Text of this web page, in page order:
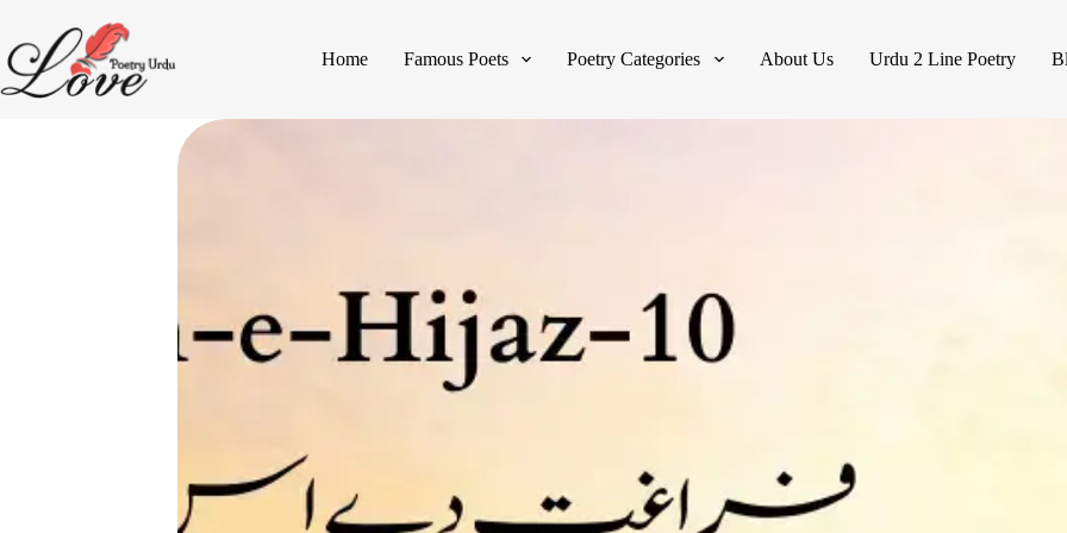
Home Famous Poets Poetry Categories About Us Urdu 2 Line Poetry